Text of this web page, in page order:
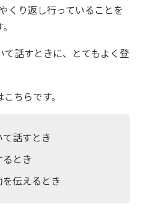
くり返し行っていることを
て話すときに、とてもよく登
ちらです。
話すとき
とき
伝えるとき